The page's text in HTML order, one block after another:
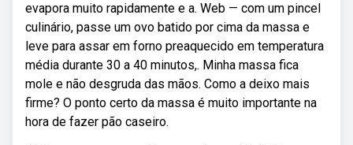
evapora muito rapidamente e a. Web — com um pincel
culinário, passe um ovo batido por cima da massa e
leve para assar em forno preaquecido em temperatura
média durante 30 a 40 minutos,. Minha massa fica
mole e não desgruda das mãos. Como a deixo mais
firme? O ponto certo da massa é muito importante na
hora de fazer pão caseiro.